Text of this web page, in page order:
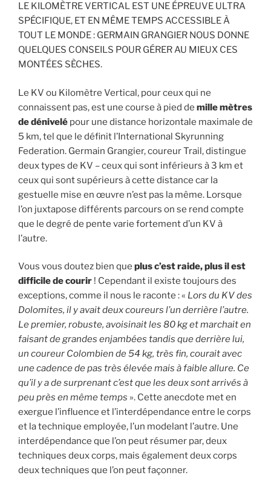
LE KILOMÈTRE VERTICAL EST UNE ÉPREUVE ULTRA
SPÉCIFIQUE, ET EN MÊME TEMPS ACCESSIBLE À
TOUT LE MONDE : GERMAIN GRANGIER NOUS DONNE
QUELQUES CONSEILS POUR GÉRER AU MIEUX CES
MONTÉES SÈCHES.
Le KV ou Kilomètre Vertical, pour ceux qui ne
connaissent pas, est une course à pied de mille mètres
de dénivelé pour une distance horizontale maximale de
5 km, tel que le définit l’International Skyrunning
Federation. Germain Grangier, coureur Trail, distingue
deux types de KV – ceux qui sont inférieurs à 3 km et
ceux qui sont supérieurs à cette distance car la
gestuelle mise en œuvre n’est pas la même. Lorsque
l’on juxtapose différents parcours on se rend compte
que le degré de pente varie fortement d’un KV à
l’autre.
Vous vous doutez bien que plus c’est raide, plus il est
difficile de courir ! Cependant il existe toujours des
exceptions, comme il nous le raconte : « Lors du KV des
Dolomites, il y avait deux coureurs l’un derrière l’autre.
Le premier, robuste, avoisinait les 80 kg et marchait en
faisant de grandes enjambées tandis que derrière lui,
un coureur Colombien de 54 kg, très fin, courait avec
une cadence de pas très élevée mais à faible allure. Ce
qu’il y a de surprenant c’est que les deux sont arrivés à
peu près en même temps ». Cette anecdote met en
exergue l’influence et l’interdépendance entre le corps
et la technique employée, l’un modelant l’autre. Une
interdépendance que l’on peut résumer par, deux
techniques deux corps, mais également deux corps
deux techniques que l’on peut façonner.